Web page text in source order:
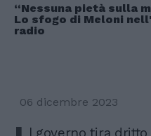
“Nessuna pietà sulla
Lo sfogo di Meloni
radio
06 dicembre 2023
l governo tira